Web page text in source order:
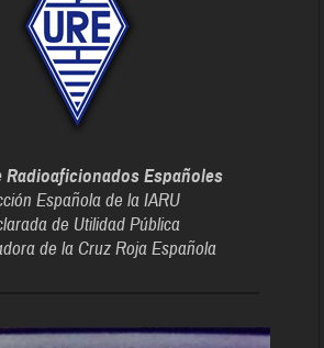
Radioaficionados Españoles
Española de la IARU
de Utilidad Pública
de la Cruz Roja Española